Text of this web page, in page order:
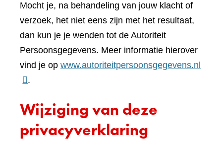
Mocht je, na behandeling van jouw klacht of
verzoek, het niet eens zijn met het resultaat,
dan kun je je wenden tot de Autoriteit
Persoonsgegevens. Meer informatie hierover
vind je op www.autoriteitpersoonsgegevens.nl
.
Wijziging van deze
privacyverklaring